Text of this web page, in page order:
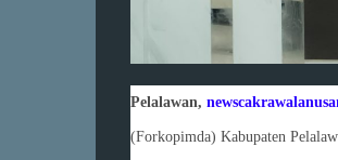
Pelalawan,
(Forkopimda) Kabupaten